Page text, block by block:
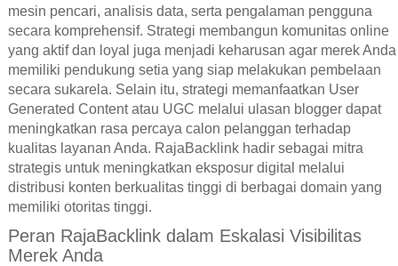
mesin pencari, analisis data, serta pengalaman pengguna
secara komprehensif. Strategi membangun komunitas online
yang aktif dan loyal juga menjadi keharusan agar merek Anda
memiliki pendukung setia yang siap melakukan pembelaan
secara sukarela. Selain itu, strategi memanfaatkan User
Generated Content atau UGC melalui ulasan blogger dapat
meningkatkan rasa percaya calon pelanggan terhadap
kualitas layanan Anda. RajaBacklink hadir sebagai mitra
strategis untuk meningkatkan eksposur digital melalui
distribusi konten berkualitas tinggi di berbagai domain yang
memiliki otoritas tinggi.
Peran RajaBacklink dalam Eskalasi Visibilitas
Merek Anda